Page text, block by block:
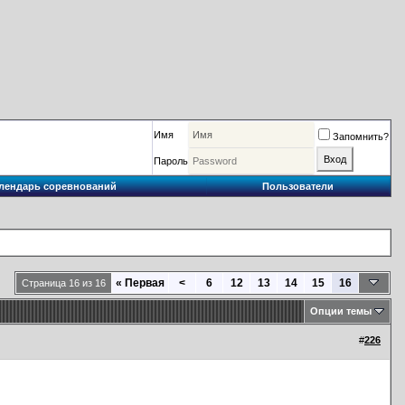
Имя Запомнить?
Пароль
соревнований Пользователи
Страница 16 из 16 « Первая < 6 12 13 14 15 16
Опции темы
#226